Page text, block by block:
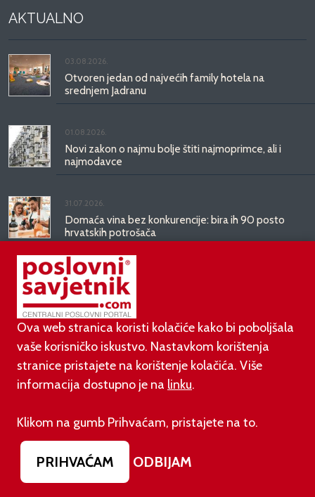
AKTUALNO
03.08.2026.
Otvoren jedan od najvećih family hotela na
srednjem Jadranu
01.08.2026.
Novi zakon o najmu bolje štiti najmoprimce, ali i
najmodavce
31.07.2026.
Domaća vina bez konkurencije: bira ih 90 posto
hrvatskih potrošača
31.07.2026.
Ovako će izgledati novo ruho zgrade koja je
godinama ruglo zapadnog Zagreba
PODUZETNIŠTVO
adidas i Hrvatski nogometni savez objavili
višegodišnje partnerstvo
Ova web stranica koristi kolačiće kako bi poboljšala
vaše korisničko iskustvo. Nastavkom korištenja
stranice pristajete na korištenje kolačića. Više
informacija dostupno je na linku.
Klikom na gumb Prihvaćam, pristajete na to.
PRIHVAĆAM ODBIJAM